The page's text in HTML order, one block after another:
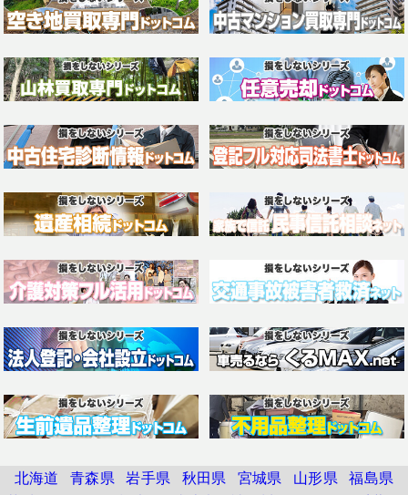
北海道 青森県 岩手県 秋田県 宮城県 山形県 福島県